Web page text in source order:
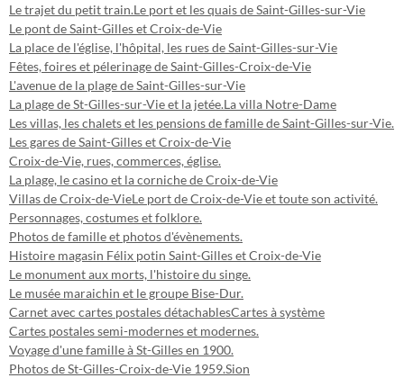
Le trajet du petit train.Le port et les quais de Saint-Gilles-sur-Vie
Le pont de Saint-Gilles et Croix-de-Vie
La place de l'église, l'hôpital, les rues de Saint-Gilles-sur-Vie
Fêtes, foires et pélerinage de Saint-Gilles-Croix-de-Vie
L'avenue de la plage de Saint-Gilles-sur-Vie
La plage de St-Gilles-sur-Vie et la jetée.La villa Notre-Dame
Les villas, les chalets et les pensions de famille de Saint-Gilles-sur-Vie.
Les gares de Saint-Gilles et Croix-de-Vie
Croix-de-Vie, rues, commerces, église.
La plage, le casino et la corniche de Croix-de-Vie
Villas de Croix-de-VieLe port de Croix-de-Vie et toute son activité.
Personnages, costumes et folklore.
Photos de famille et photos d'évènements.
Histoire magasin Félix potin Saint-Gilles et Croix-de-Vie
Le monument aux morts, l'histoire du singe.
Le musée maraichin et le groupe Bise-Dur.
Carnet avec cartes postales détachablesCartes à système
Cartes postales semi-modernes et modernes.
Voyage d'une famille à St-Gilles en 1900.
Photos de St-Gilles-Croix-de-Vie 1959.Sion